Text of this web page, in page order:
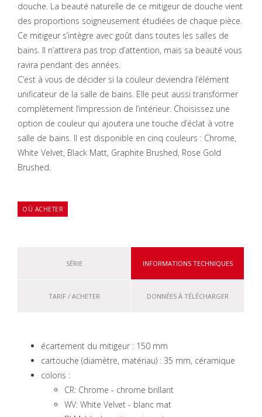
douche. La beauté naturelle de ce mitigeur de douche vient
des proportions soigneusement étudiées de chaque pièce.
Ce mitigeur s’intègre avec goût dans toutes les salles de
bains. Il n’attirera pas trop d’attention, mais sa beauté vous
ravira pendant des années.
C’est à vous de décider si la couleur deviendra l’élément
unificateur de la salle de bains. Elle peut aussi transformer
complètement l’impression de l’intérieur. Choisissez une
option de couleur qui ajoutera une touche d’éclat à votre
salle de bains. Il est disponible en cinq couleurs : Chrome,
White Velvet, Black Matt, Graphite Brushed, Rose Gold
Brushed.
OÙ ACHETER
SÉRIE INFORMATIONS TECHNIQUES
TARIF / ACHETER DONNÉES À TÉLÉCHARGER
écartement du mitigeur : 150 mm
cartouche (diamètre, matériau) : 35 mm, céramique
coloris :
CR: Chrome - chrome brillant
WV: White Velvet - blanc mat